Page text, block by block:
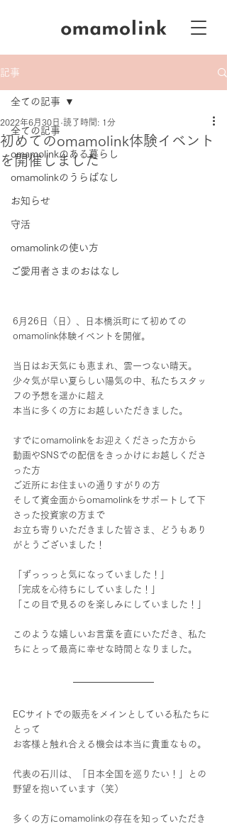
記事
全ての記事
omamolinkのある暮らし
omamolinkのうらばなし
お知らせ
守活
omamolinkの使い方
ご愛用者さまのおはなし
全ての記事
初めてのomamolink体験イベント
を開催しました
2022年6月30日 読了時間: 1分
6月26日（日）、日本橋浜町にて初めての
omamolink体験イベントを開催。
当日はお天気にも恵まれ、雲一つない晴天。
少々気が早い夏らしい陽気の中、私たちスタッ
フの予想を遥かに超え
本当に多くの方にお越しいただきました。
すでにomamolinkをお迎えくださった方から
動画やSNSでの配信をきっかけにお越しくださ
った方
ご近所にお住まいの通りすがりの方
そして資金面からomamolinkをサポートして下
さった投資家の方まで
お立ち寄りいただきました皆さま、どうもあり
がとうございました！
「ずっっっと気になっていました！」
「完成を心待ちにしていました！」
「この目で見るのを楽しみにしていました！」
このような嬉しいお言葉を直にいただき、私た
ちにとって最高に幸せな時間となりました。
ECサイトでの販売をメインとしている私たちに
とって
お客様と触れ合える機会は本当に貴重なもの。
代表の石川は、「日本全国を巡りたい！」との
野望を抱いています（笑）
多くの方にomamolinkの存在を知っていただき